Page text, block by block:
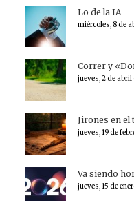
Lo de la IA
miércoles, 8 de
Correr y
jueves, 2 de
Jirones en el
jueves, 19 de
Va siendo
jueves, 15 de